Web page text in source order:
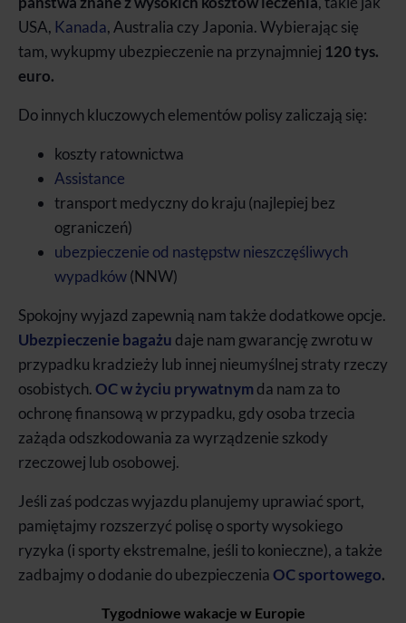
USA, Kanada, Australia czy Japonia. Wybierając się
tam, wykupmy ubezpieczenie na przynajmniej 120 tys.
euro.
Do innych kluczowych elementów polisy zaliczają się:
koszty ratownictwa
Assistance
transport medyczny do kraju (najlepiej bez
ograniczeń)
ubezpieczenie od następstw nieszczęśliwych
wypadków(NNW)
Spokojny wyjazd zapewnią nam także dodatkowe opcje.
Ubezpieczenie bagażu daje nam gwarancję zwrotu w
przypadku kradzieży lub innej nieumyślnej straty rzeczy
osobistych. OC w życiu prywatnym da nam za to
ochronę finansową w przypadku, gdy osoba trzecia
zażąda odszkodowania za wyrządzenie szkody
rzeczowej lub osobowej.
Jeśli zaś podczas wyjazdu planujemy uprawiać sport,
pamiętajmy rozszerzyć polisę o sporty wysokiego
ryzyka (i sporty ekstremalne, jeśli to konieczne), a także
zadbajmy o dodanie do ubezpieczenia OC sportowego.
Tygodniowe wakacje w Europie